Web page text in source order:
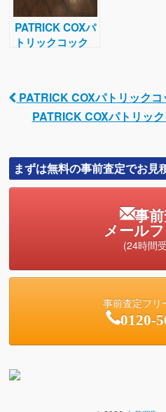
PATRICK COXパ
トリックコック
Post navigation
PATRICK COXパトリック
PATRICK COXパトリッ
まずは無料の事前査定でお見
事
メール
(24時間
事前査定フリ
0120-